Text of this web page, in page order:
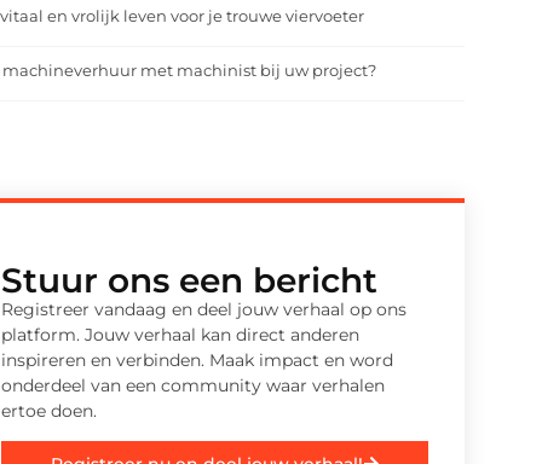
en vrolijk leven voor je trouwe viervoeter
machineverhuur met machinist bij uw project?
Stuur ons een bericht
Registreer vandaag en deel jouw verhaal op ons
platform. Jouw verhaal kan direct anderen
inspireren en verbinden. Maak impact en word
onderdeel van een community waar verhalen
ertoe doen.